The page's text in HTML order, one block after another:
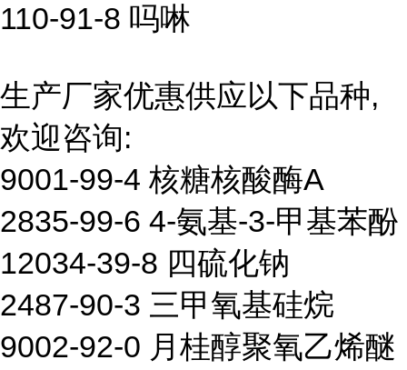
110-91-8 吗啉
生产厂家优惠供应以下品种,
欢迎咨询:
9001-99-4 核糖核酸酶A
2835-99-6 4-氨基-3-甲基苯酚
12034-39-8 四硫化钠
2487-90-3 三甲氧基硅烷
9002-92-0 月桂醇聚氧乙烯醚